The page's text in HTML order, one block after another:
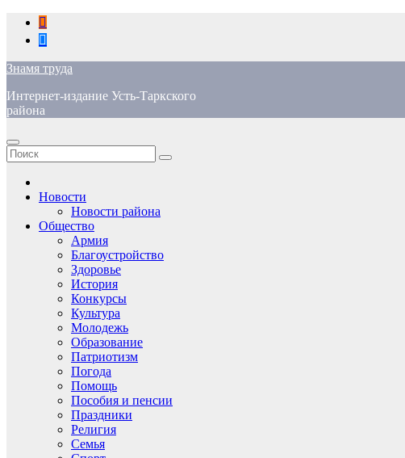
Перейти
содержимому
Знамя труда
Интернет-издание Усть-Таркского
района
Новости
Новости района
Общество
Армия
Благоустройство
Здоровье
История
Конкурсы
Культура
Молодежь
Образование
Патриотизм
Погода
Помощь
Пособия и пенсии
Праздники
Религия
Семья